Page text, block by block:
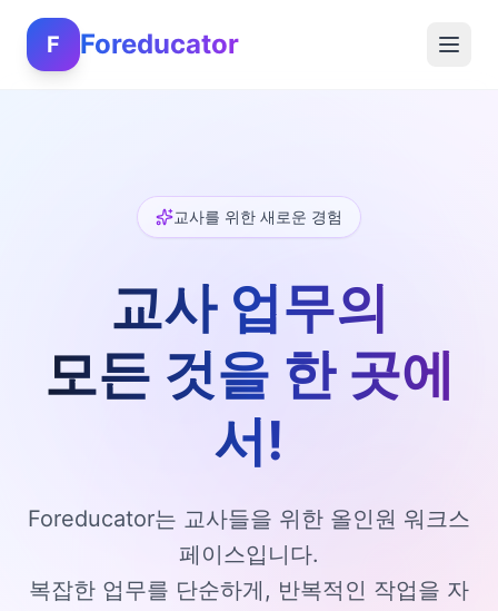
F Foreducator
교사를 위한 새로운 경험
교사 업무의
모든 것을 한 곳에
서!
Foreducator는 교사들을 위한 올인원 워크스
페이스입니다.
복잡한 업무를 단순하게, 반복적인 작업을 자